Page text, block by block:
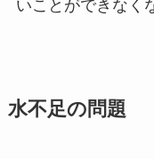
いことができなく
水不足の問題